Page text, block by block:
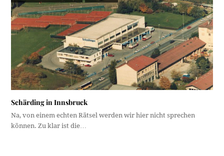
Schärding in Innsbruck
Na, von einem echten Rätsel werden wir hier nicht sprechen
können. Zu klar ist die…